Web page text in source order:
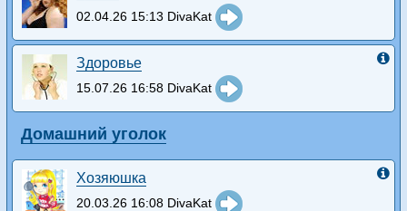
02.04.26 15:13 DivaKat
Здоровье
15.07.26 16:58 DivaKat
Домашний уголок
Хозяюшка
20.03.26 16:08 DivaKat